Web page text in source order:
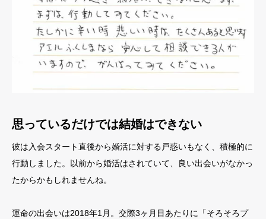
思っているだけでは結婚はできない
彼は入会スタート直後から婚活に対する戸惑いもなく、積極的に
行動しました。以前から婚活はされていて、良い出会いがなかっ
たからかもしれませんね。
運命の出会いは2018年1月。交際3ヶ月目あたりに「そろそろプ